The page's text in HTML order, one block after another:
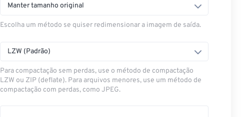
Manter tamanho original
Escolha um método se quiser redimensionar a imagem de saída.
LZW (Padrão)
Para compactação sem perdas, use o método de compactação
LZW ou ZIP (deflate). Para arquivos menores, use um método de
compactação com perdas, como JPEG.